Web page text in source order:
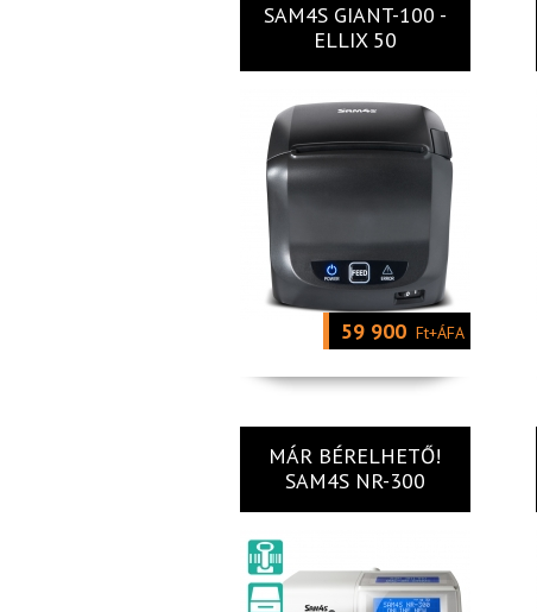
SAM4S GIANT-100 -
ELLIX 50
59 900 Ft+ÁFA
MÁR BÉRELHETŐ!
SAM4S NR-300